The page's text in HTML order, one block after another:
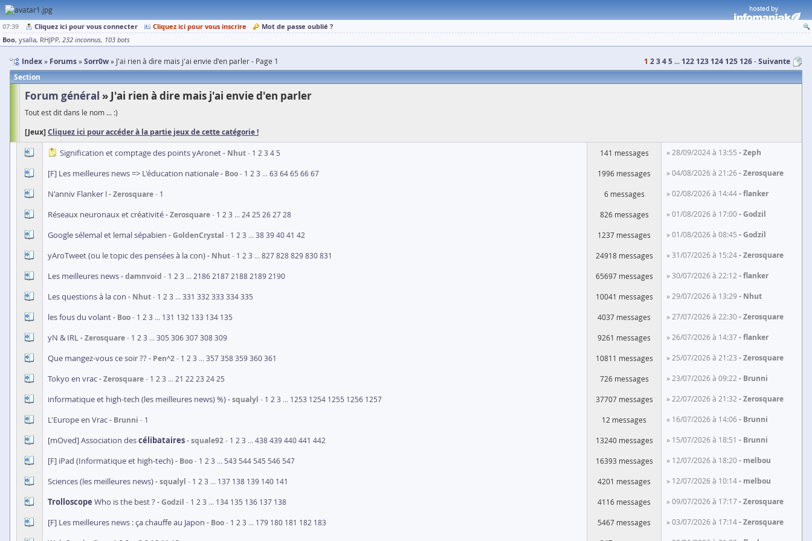
07:39 Cliquez ici pour vous connecter Cliquez ici pour vous inscrire
Mot de passe oublié ?
Boo ysalla RHJPP 232 inconnus 103 bots
Index Forums Sorr0w J'ai rien à dire mais j'ai envie d'en parler - Page 1 1 2345 ... 122 123 124 125 126 Suivante
Section
Forum général J'ai rien à dire mais j'ai envie d'en parler
Tout est dit dans le nom ... :)
[Jeux]Cliquez ici pour accéder à la partie jeux de cette catégorie !
Signification et comptage des points yAronet Nhut 1 2 3 4 5 141 messages » 28/09/2024 à 13:55 Zeph
[F] Les meilleures news => L'éducation nationale Boo 1 2 3 ... 63 6465 6667 1996 messages » 04/08/2026 à 21:26 Zerosquare
N'anniv Flanker ! Zerosquare 1 6 messages » 02/08/2026 à 14:44 flanker
Réseaux neuronaux et créativité Zerosquare 1 2 3 ... 24 25 26 27 28 826 messages » 01/08/2026 à 17:00 Godzil
Google sélemal et lemal sépabien GoldenCrystal 1 2 3 ... 38394041 42 1237 messages » 01/08/2026 à 08:45 Godzil
yAroTweet (ou le topic des pensées à la con) Nhut 1 2 3 ... 827828829830831 24918 messages » 31/07/2026 à 15:24 Zerosquare
Les meilleures news damnvoid 1 2 3 ... 2186 2187 2188 2189 2190 65697 messages » 30/07/2026 à 22:12 flanker
Les questions à la con Nhut 1 2 3 ... 331 332 333 334335 10041 messages » 29/07/2026 à 13:29 Nhut
les fous du volant Boo 1 2 3 ... 131 132 133 134 135 4037 messages » 27/07/2026 à 22:30 Zerosquare
yN & IRL Zerosquare 1 2 3 ... 305 306307308309 9261 messages » 26/07/2026 à 14:37 flanker
Que mangez-vous ce soir ?? Pen^2 1 2 3 ... 357358359360361 10811 messages » 25/07/2026 à 21:23 Zerosquare
Tokyo en vrac Zerosquare 1 2 3 ... 21 22 23 24 25 726 messages » 23/07/2026 à 09:22 Brunni
informatique et high-tech (les meilleures news) %) squalyl 1 2 3 ... 1253 1254 1255 1256 1257 37707 messages » 22/07/2026 à 21:32 Zerosquare
L'Europe en Vrac Brunni 1 12 messages » 16/07/2026 à 14:06 Brunni
[mOved] Association descélibataires squale92 1 2 3 ... 438439440441 442 13240 messages » 15/07/2026 à 18:51 Brunni
[F] iPad (Informatique et high-tech) Boo 1 2 3 ... 543 544 545 546 547 16393 messages » 12/07/2026 à 18:20 melbou
Sciences (les meilleures news) squalyl 1 2 3 ... 137 138 139 140 141 4201 messages » 12/07/2026 à 10:14 melbou
Trolloscope Who is the best ? Godzil 1 2 3 ... 134 135 136 137 138 4116 messages » 09/07/2026 à 17:17 Zerosquare
[F] Les meilleures news : ça chauffe au Japon Boo 1 2 3 ... 179 180 181 182 183 5467 messages » 03/07/2026 à 17:14 Zerosquare